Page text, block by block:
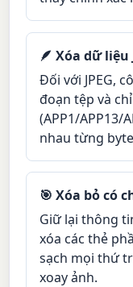
🪶 Xóa dữ
Đối với JPEG,
đoạn tệp và
(APP1/
nhau từng
🎯 Xóa bỏ có
Giữ lại thông
xóa các thẻ
sạch mọi thứ
xoay ảnh.